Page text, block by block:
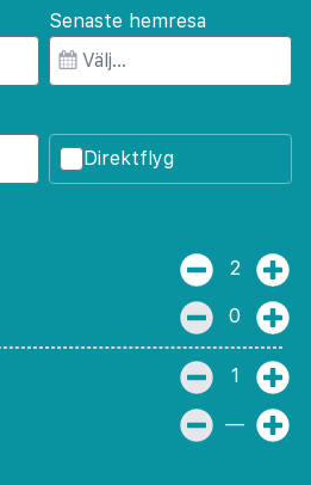
Senaste hemresa
Direktflyg
2
0
1
—